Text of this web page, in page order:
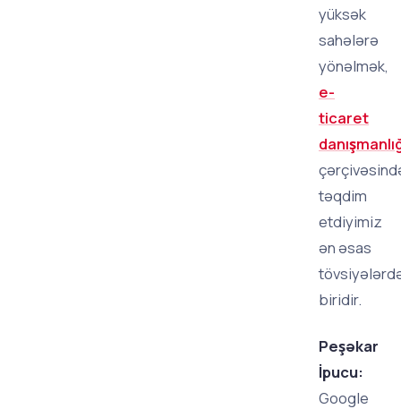
yüksək
sahələrə
yönəlmək,
e-
ticaret
təqdim
etdiyimiz
ən əsas
biridir.
Peşəkar
İpucu:
Google